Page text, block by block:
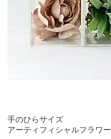
手のひらサイズ
アーティフィシャルフラワー